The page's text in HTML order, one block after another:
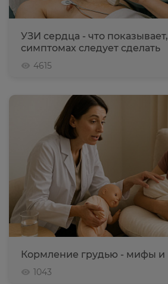
УЗИ сердца - что
симптомах следует сделать
4615
Кормление грудью - мифы и
1043